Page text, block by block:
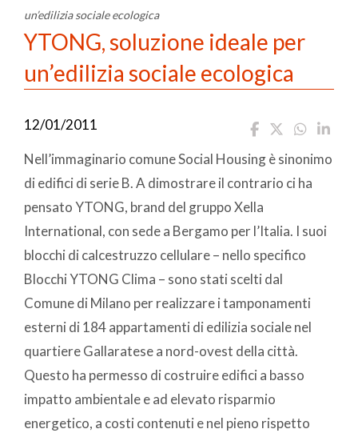
un’edilizia sociale ecologica
YTONG, soluzione ideale per
un’edilizia sociale ecologica
12/01/2011
Nell’immaginario comune Social Housing è sinonimo
di edifici di serie B. A dimostrare il contrario ci ha
pensato YTONG, brand del gruppo Xella
International, con sede a Bergamo per l’Italia. I suoi
blocchi di calcestruzzo cellulare – nello specifico
Blocchi YTONG Clima – sono stati scelti dal
Comune di Milano per realizzare i tamponamenti
esterni di 184 appartamenti di edilizia sociale nel
quartiere Gallaratese a nord-ovest della città.
Questo ha permesso di costruire edifici a basso
impatto ambientale e ad elevato risparmio
energetico, a costi contenuti e nel pieno rispetto